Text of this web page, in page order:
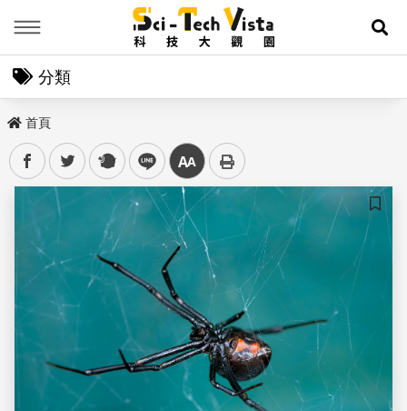
展
分類
首頁
facebooktwitter plurk line 中
儲存